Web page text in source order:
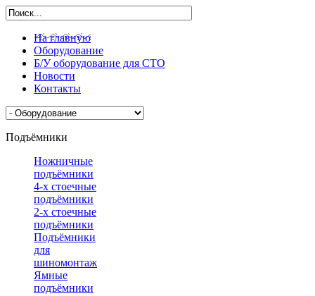
На главную
Оборудование
Б/У оборудование для СТО
Новости
Контакты
Подъёмники
Ножничные
подъёмники
4-х стоечные
подъёмники
2-х стоечные
подъёмники
Подъёмники
для
шиномонтажа
Ямные
подъёмники